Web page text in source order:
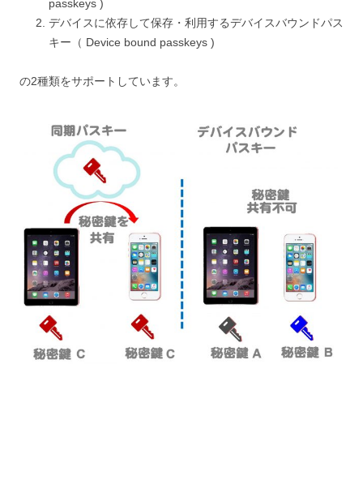
passkeys )
デバイスに依存して保存・利用するデバイスバウンドパス
キー（ Device bound passkeys )
の2種類をサポートしています。